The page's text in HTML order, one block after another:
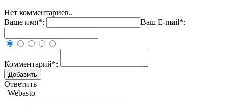
Нет комментариев..
Ваше имя*:
Ваш E-mail*:
Комментарий*:
Ответить
Webasto